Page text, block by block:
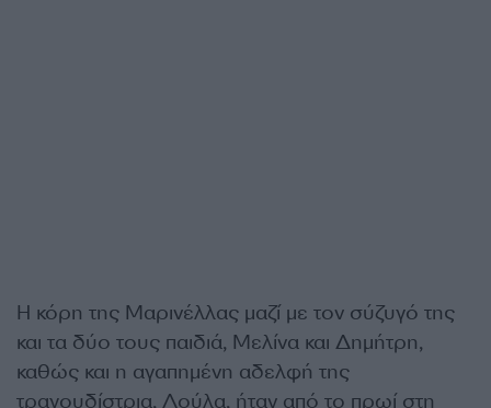
Η κόρη της Μαρινέλλας μαζί με τον σύζυγό της
και τα δύο τους παιδιά, Μελίνα και Δημήτρη,
καθώς και η αγαπημένη αδελφή της
τραγουδίστρια, Λούλα, ήταν από το πρωί στη